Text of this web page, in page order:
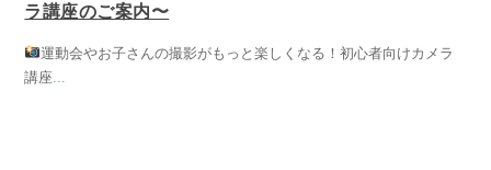
ラ講座のご案内〜
運動会やお子さんの撮影がもっと楽しくなる！初心者向けカメラ
講座